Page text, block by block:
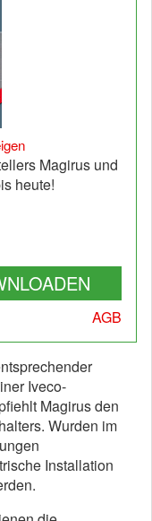
Magirus und
heute!
AGB
Iveco-
Magirus den
Wurden im
Installation